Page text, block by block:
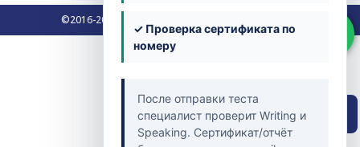
✓ Проверка сертификата по
номеру
После отправки теста
специалист проверит Writing и
Speaking. Сертификат/отчёт
Быстрая навигация
©2016-2026. Medical Solidarity. All Rights Reserved.